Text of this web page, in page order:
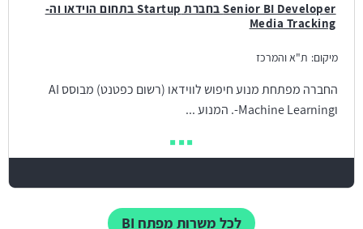
Senior BI Developer בחברת Startup בתחום הוידאו וה-
Media Tracking
מיקום: ת"א והמרכז
החברה מפתחת מנוע חיפוש לווידאו (רשום כפטנט) מבוסס AI
וMachine Learning-. המנוע ...
לכל משרות מפתח BI